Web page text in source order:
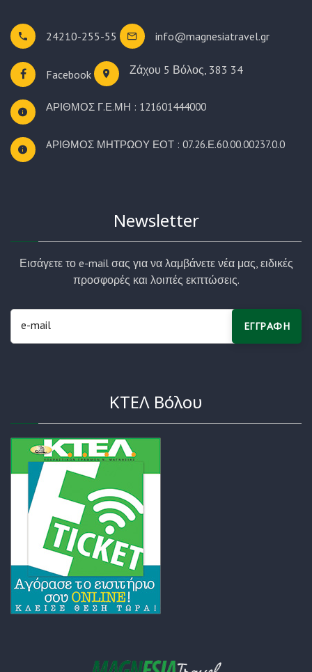
24210-255-55 info@magnesiatravel.gr
Facebook Ζάχου 5 Βόλος, 383 34
ΑΡΙΘΜΟΣ Γ.Ε.ΜΗ : 121601444000
AΡΙΘΜΟΣ ΜΗΤΡΩΟΥ ΕΟΤ : 07.26.Ε.60.00.00237.0.0
Newsletter
Εισάγετε το e-mail σας για να λαμβάνετε νέα μας, ειδικές
προσφορές και λοιπές εκπτώσεις.
ΕΓΓΡΑΦΗ
ΚΤΕΛ Βόλου